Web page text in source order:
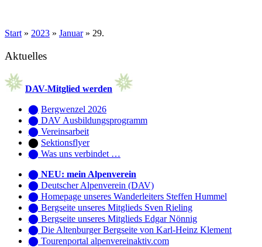
Start » 2023 » Januar » 29.
Aktuelles
DAV-Mitglied werden
⬤ Bergwenzel 2026
⬤ DAV Ausbildungsprogramm
⬤ Vereinsarbeit
⬤ Sektionsflyer
⬤ Was uns verbindet …
⬤ NEU: mein Alpenverein
⬤ Deutscher Alpenverein (DAV)
⬤ Homepage unseres Wanderleiters Steffen Hummel
⬤ Bergseite unseres Mitglieds Sven Rieling
⬤ Bergseite unseres Mitglieds Edgar Nönnig
⬤ Die Altenburger Bergseite von Karl-Heinz Klement
⬤ Tourenportal alpenvereinaktiv.com